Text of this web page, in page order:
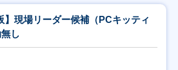
】現場リーダー候補（PCキッティ
し